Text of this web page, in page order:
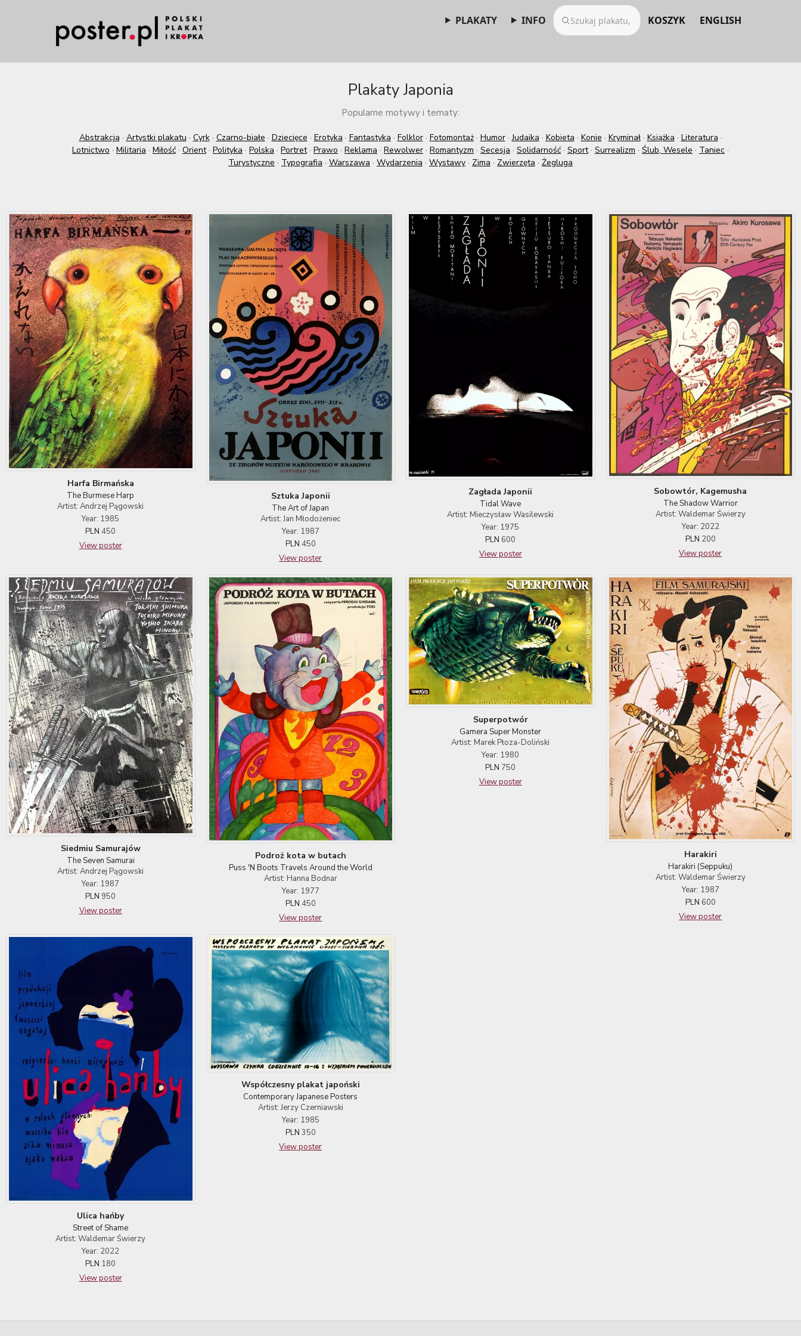
PLAKATY INFO KOSZYK ENGLISH
Plakaty Japonia
Popularne motywy i tematy:
Abstrakcja · Artystki plakatu · Cyrk· Czarno-białe · Dziecięce · Erotyka · Fantastyka · Folklor· Fotomontaż· Humor·Judaika · Kobieta · Konie · Kryminał· Książka · Literatura ·
Lotnictwo · Militaria · Miłość · Orient· Polityka · Polska · Portret· Prawo · Reklama · Rewolwer · Romantyzm · Secesja · Solidarność · Sport· Surrealizm · Ślub, Wesele · Taniec ·
Turystyczne · Typografia · Warszawa · Wydarzenia · Wystawy · Zima · Zwierzęta · Żegluga
Harfa Birmańska
The Burmese Harp
Artist: Andrzej Pągowski
Year: 1985
PLN 450
View poster
Sztuka Japonii
The Art of Japan
Artist: Jan Młodożeniec
Year: 1987
PLN 450
View poster
Zagłada Japonii
Tidal Wave
Artist: Mieczysław Wasilewski
Year: 1975
PLN 600
View poster
Sobowtór, Kagemusha
The Shadow Warrior
Artist: Waldemar Świerzy
Year: 2022
PLN 200
View poster
Siedmiu Samurajów
The Seven Samurai
Artist: Andrzej Pągowski
Year: 1987
PLN 950
View poster
Podroż kota w butach
Puss 'N Boots Travels Around the World
Artist: Hanna Bodnar
Year: 1977
PLN 450
View poster
Superpotwór
Gamera Super Monster
Artist: Marek Płoza-Doliński
Year: 1980
PLN 750
View poster
Harakiri
Harakiri (Seppuku)
Artist: Waldemar Świerzy
Year: 1987
PLN 600
View poster
Ulica hańby
Street of Shame
Artist: Waldemar Świerzy
Year: 2022
PLN 180
View poster
Współczesny plakat japoński
Contemporary Japanese Posters
Artist: Jerzy Czerniawski
Year: 1985
PLN 350
View poster